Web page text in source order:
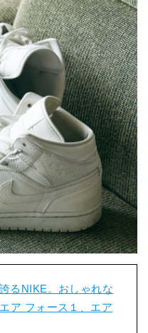
るNIKE。おしゃれな
ア フォース１、エア